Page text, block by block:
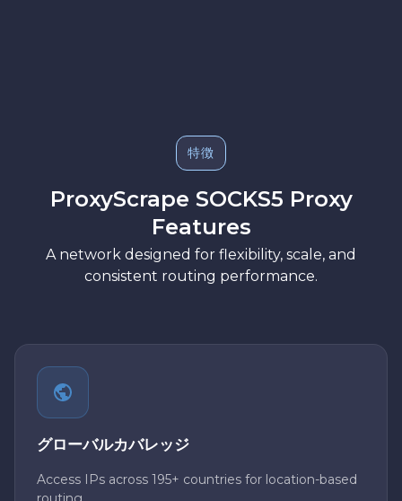
特徴
ProxyScrape SOCKS5 Proxy
Features
A network designed for flexibility, scale, and
consistent routing performance.
グローバルカバレッジ
Access IPs across 195+ countries for location-based